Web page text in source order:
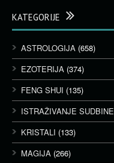
KATEGORIJE
ASTROLOGIJA (658)
EZOTERIJA (374)
FENG SHUI (135)
ISTRAŽIVANJE SUDBINE
KRISTALI (133)
MAGIJA (266)